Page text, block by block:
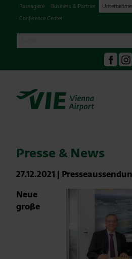
Passagiere Business & Partner
Conference Center
Presse & News
27.12.2021 |
Neue
große